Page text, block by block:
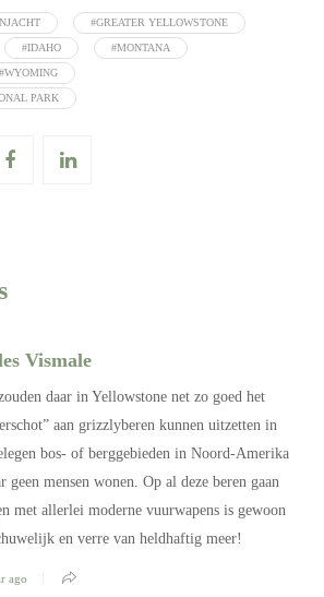
#GREATER YELLOWSTONE
#IDAHO #MONTANA
#WYOMING
PARK
Vismale
daar in Yellowstone net zo goed het
aan grizzlyberen kunnen uitzetten in
bos- of berggebieden in Noord-Amerika
geen mensen wonen. Op al deze beren gaan
met allerlei moderne vuurwapens is gewoon
en verre van heldhaftig meer!
ago